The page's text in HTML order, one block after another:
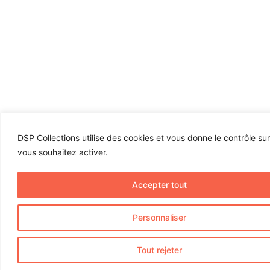
DSP Collections utilise des cookies et vous donne le contrôle
vous souhaitez activer.
Personnaliser
Tout rejeter
Accepter tout